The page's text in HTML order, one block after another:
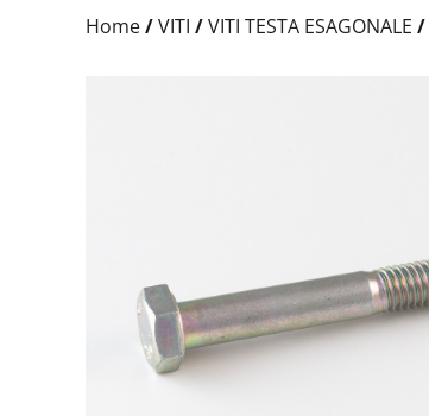
TrattamentoHome/VITI /VITI TESTA ESAGONALE /